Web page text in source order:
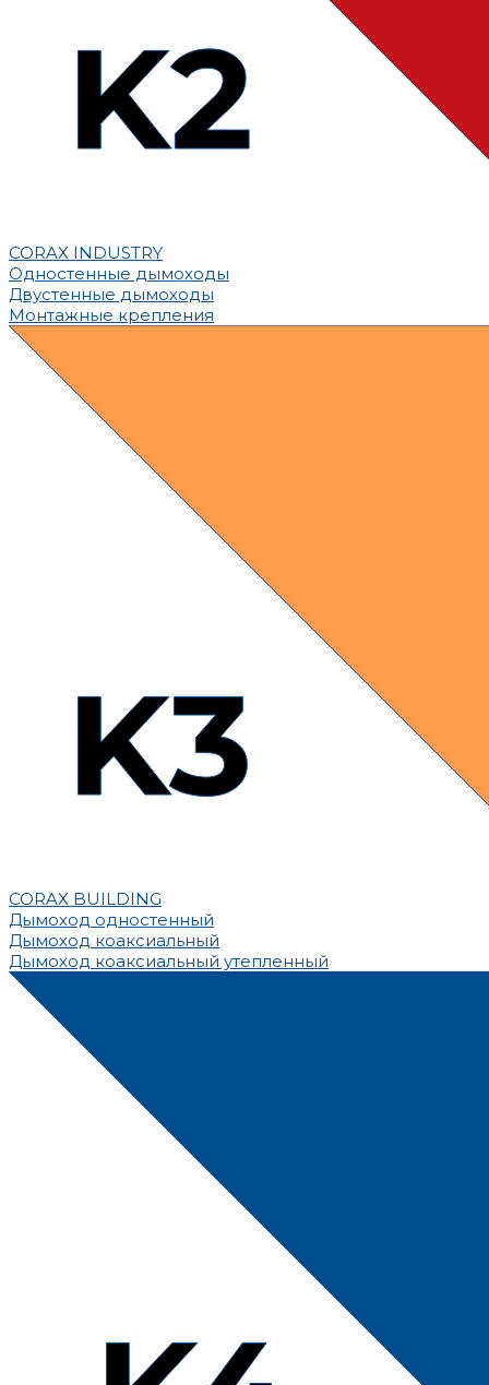
CORAX INDUSTRY
Одностенные дымоходы
Двустенные дымоходы
Монтажные крепления
CORAX BUILDING
Дымоход одностенный
Дымоход коаксиальный
Дымоход коаксиальный утепленный